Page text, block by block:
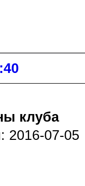
клуба
2016-07-05